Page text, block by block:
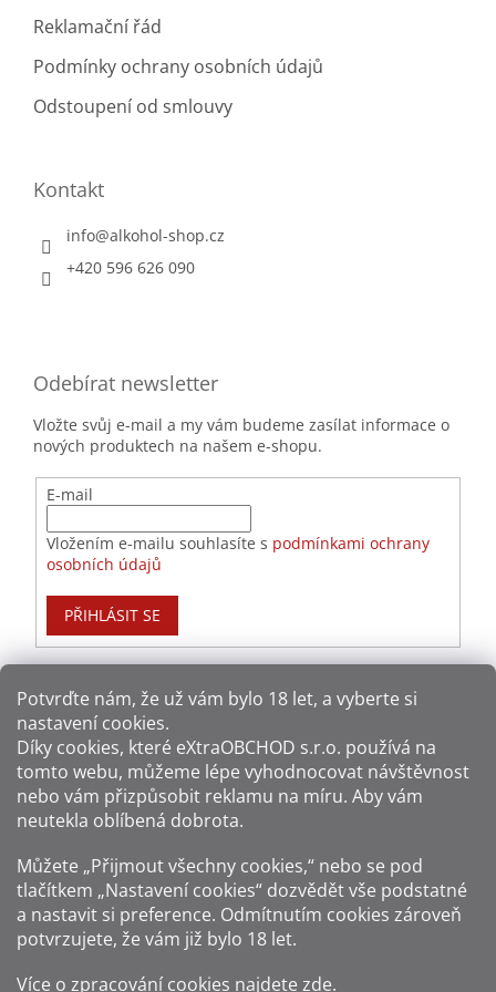
Potvrďte nám​​, že už vám bylo 18 let, a vyberte si
nastavení cookies.
Díky cookies, které eXtraOBCHOD s.r.o. používá na
tomto webu, můžeme lépe vyhodnocovat návštěvnost
nebo vám přizpůsobit reklamu na míru. Aby vám
neutekla oblíbená dobrota.
Můžete „Přijmout všechny cookies,“ nebo se pod
tlačítkem „Nastavení cookies“ dozvědět vše podstatné
a nastavit si preference. Odmítnutím cookies zároveň
potvrzujete, že vám již bylo 18 let.
Více o zpracování cookies najdete zde.
Reklamační řád
Podmínky ochrany osobních údajů
Odstoupení od smlouvy
Kontakt
info@alkohol-shop.cz
+420 596 626 090
Odebírat newsletter
Vložte svůj e-mail a my vám budeme zasílat informace o
nových produktech na našem e-shopu.
E-mail
Vložením e-mailu souhlasíte s podmínkami ochrany
osobních údajů
PŘIHLÁSIT SE
Způsoby dopravy:
Zákaz prodeje alkoholu osobám mladším 18 let.